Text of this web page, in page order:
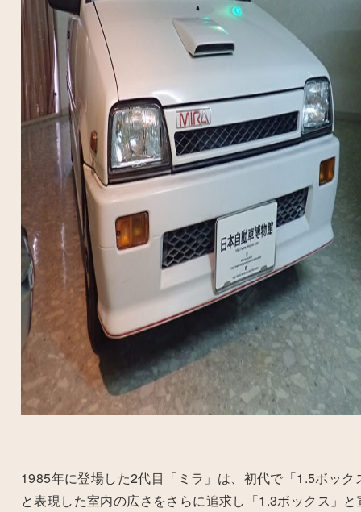
1985年に登場した2代目「ミラ」は、初代で「1.5ボック
と表現した室内の広さをさらに追求し「1.3ボックス」と